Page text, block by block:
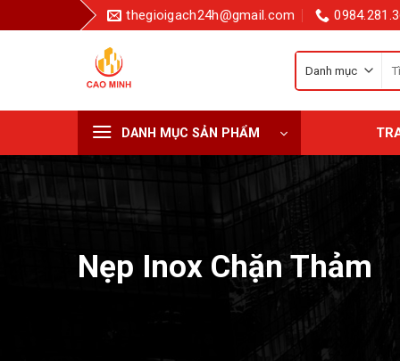
qua
thegioigach24h@gmail.com
DANH MỤC SẢN PHẨM
Nẹp Inox Chặn Thảm